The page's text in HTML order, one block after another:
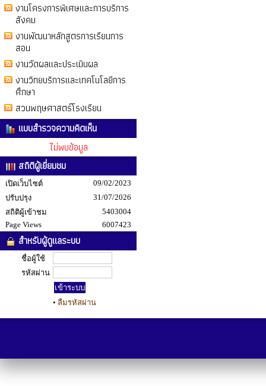
งานโครงการพิเศษและการบริการ
สังคม
งานพัฒนาหลักสูตรการเรียนการ
สอน
งานวัดผลและประเมินผล
งานวิทยบริการและเทคโนโลยีการ
ศึกษา
สวนพฤษศาสตร์โรงเรียน
แบบสำรวจความคิดเห็น
ไม่พบข้อมูล
สถิติผู้เยี่ยมชม
เปิดเว็บไซต์
09/02/2023
ปรับปรุง
31/07/2026
สถิติผู้เข้าชม
5403004
Page Views
6007423
สำหรับผู้ดูแลระบบ
ชื่อผู้ใช้
รหัสผ่าน
• ลืมรหัสผ่าน